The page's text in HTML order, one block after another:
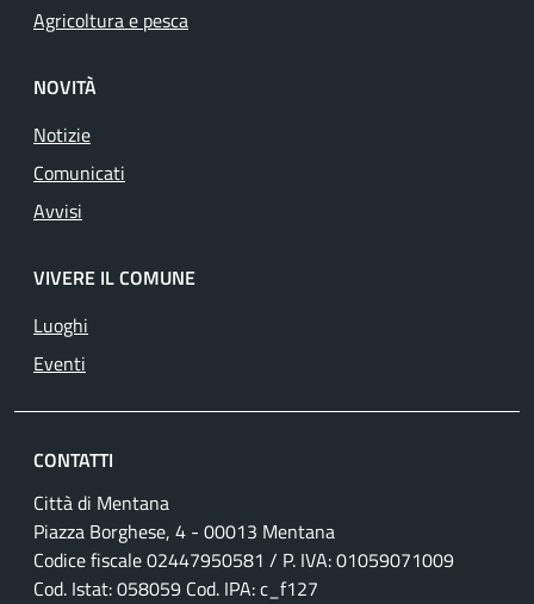
Agricoltura e pesca
NOVITÀ
Notizie
Comunicati
Avvisi
VIVERE IL COMUNE
Luoghi
Eventi
CONTATTI
Città di Mentana
Piazza Borghese, 4 - 00013 Mentana
Codice fiscale02447950581 / P. IVA:01059071009
Cod. Istat: 058059 Cod. IPA: c_f127